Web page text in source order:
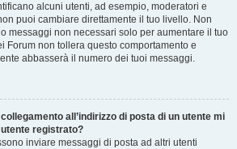
alcuni utenti, ad esempio, moderatori e
puoi cambiare direttamente il tuo livello. Non
messaggi non necessari solo per aumentare il tuo
Forum non tollera questo comportamento e
abbasserà il numero dei tuoi messaggi.
all’indirizzo di posta di un utente mi
registrato?
inviare messaggi di posta ad altri utenti